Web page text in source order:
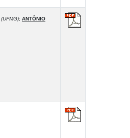
(UFMG); ANTÔNIO